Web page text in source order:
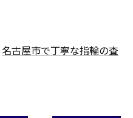
名古屋市で丁寧な指輪の査